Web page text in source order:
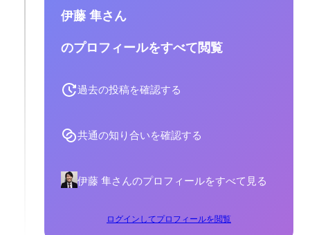
伊藤 隼さん
のプロフィールをすべて閲覧
過去の投稿を確認する
共通の知り合いを確認する
伊藤 隼さんのプロフィールをすべて見る
ログインしてプロフィールを閲覧